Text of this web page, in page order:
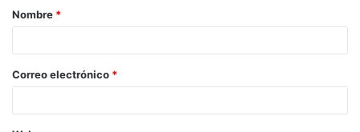
Nombre *
Correo electrónico *